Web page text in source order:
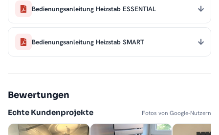
Bedienungsanleitung Heizstab ESSENTIAL
Bedienungsanleitung Heizstab SMART
Bewertungen
Echte Kundenprojekte Fotos von Google-Nutzern